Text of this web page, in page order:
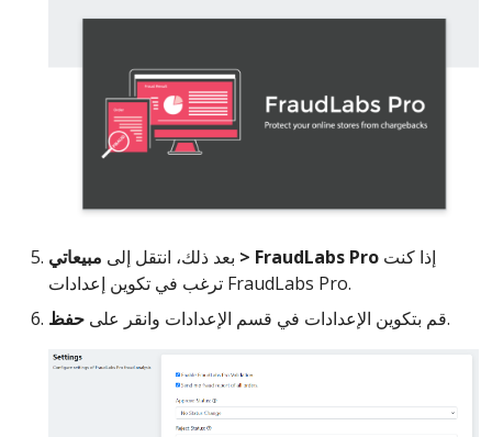
بعد ذلك، انتقل إلى مبيعاتي > FraudLabs Pro
ترغب في تكوين إعدادات FraudLabs Pro.
قم بتكوين الإعدادات في قسم الإعدادات وانقر على حفظ .